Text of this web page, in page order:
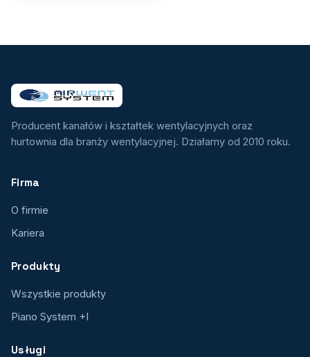
Producent kanałów i kształtek wentylacyjnych oraz
hurtownia dla branży wentylacyjnej. Działamy od 2010 roku.
Firma
O firmie
Kariera
Produkty
Wszystkie produkty
Piano System +I
Usługi